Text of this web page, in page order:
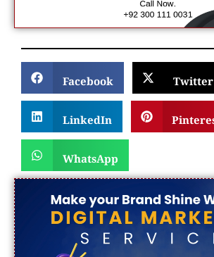
Facebook
Twitter
LinkedIn
WhatsApp